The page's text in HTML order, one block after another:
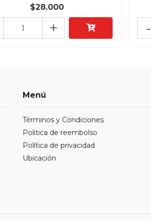
$28.000
+ -
Menú
Términos y Condiciones
Politica de reembolso
Política de privacidad
Ubicación